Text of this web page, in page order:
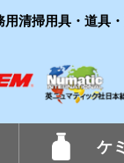
用清掃用具・道具
ケ